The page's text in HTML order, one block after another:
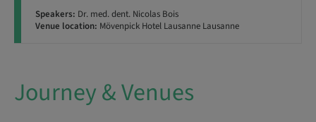
Speakers: Dr. med. dent. Nicolas Bois
Venue location: Mövenpick Hotel Lausanne Lausanne
Journey & Venues